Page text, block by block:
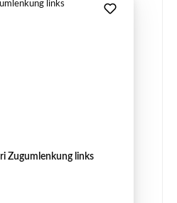
Zugumlenkung links